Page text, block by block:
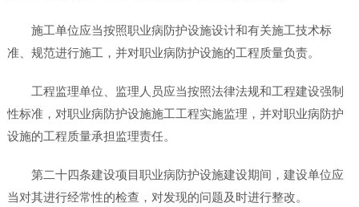
施工单位应当按照职业病防护设施设计和有关施工技术标
准、规范进行施工，并对职业病防护设施的工程质量负责。
工程监理单位、监理人员应当按照法律法规和工程建设强制
性标准，对职业病防护设施施工工程实施监理，并对职业病防护
设施的工程质量承担监理责任。
第二十四条建设项目职业病防护设施建设期间，建设单位应
当对其进行经常性的检查，对发现的问题及时进行整改。